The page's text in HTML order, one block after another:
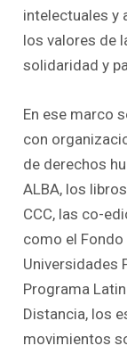
intelectuales y
los valores de
solidaridad y
En ese marco
con
de derechos
ALBA, los
CCC, las co-
como el
Universidades
Programa
Distancia, los
movimientos